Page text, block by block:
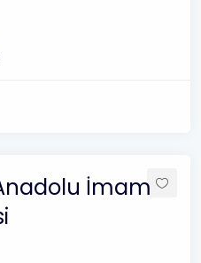
İmam